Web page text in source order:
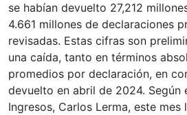
se habían devuelto 27,212
4.661 millones de declaraciones
revisadas. Estas cifras son
una caída, tanto en términos
promedios por declaración, en
devuelto en abril de 2024. Según
Ingresos, Carlos Lerma, este mes